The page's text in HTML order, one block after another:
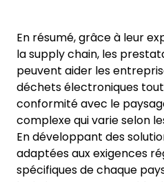
En résumé, grâce à leur
la supply chain, les
peuvent aider les
déchets électroniques
conformité avec le
complexe qui varie selon
En développant des
adaptées aux exigences
spécifiques de chaque